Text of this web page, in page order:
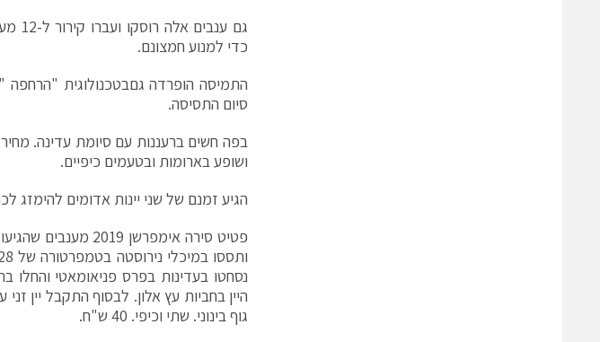
גם
כדי למנוע חמצונם.
התמיסה הופרדה גםבטכנולוגית "הרחפה
סיום התסיסה.
ושופע בארומות ובטעמים כיפיים.
הגיע זמנם של שני יינות אדומים להימזג
פטיט סירה
היין בחביות עץ אלון. לבסוף התקבל יין
גוף בינוני. שתי וכיפי. 40 ש"ח.